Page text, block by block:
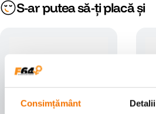
Consimțământ Detalii
S-ar putea să-ți placă și